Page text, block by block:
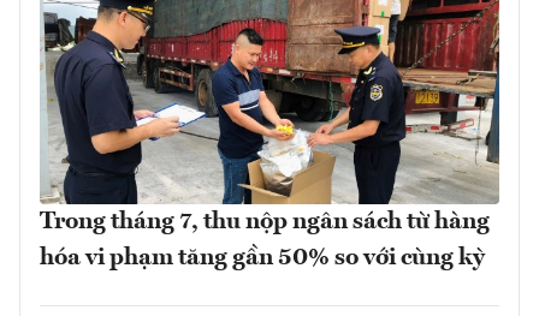
Trong tháng 7, thu nộp ngân sách từ hàng
hóa vi phạm tăng gần 50% so với cùng kỳ